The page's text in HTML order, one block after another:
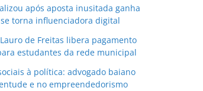
após aposta inusitada ganha
torna influenciadora digital
de Freitas libera pagamento
estudantes da rede municipal
à política: advogado baiano
e no empreendedorismo